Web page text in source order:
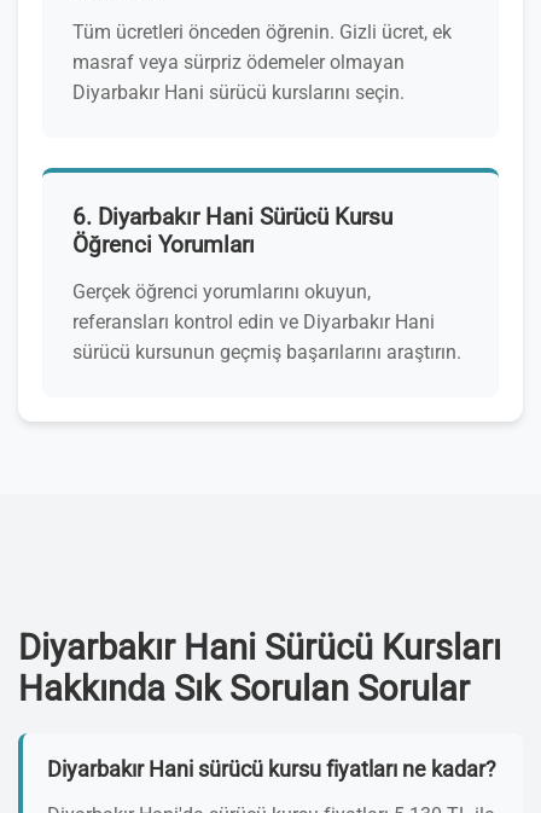
Tüm ücretleri önceden öğrenin. Gizli ücret, ek
masraf veya sürpriz ödemeler olmayan
Diyarbakır Hani sürücü kurslarını seçin.
6. Diyarbakır Hani Sürücü Kursu
Öğrenci Yorumları
Gerçek öğrenci yorumlarını okuyun,
referansları kontrol edin ve Diyarbakır Hani
sürücü kursunun geçmiş başarılarını araştırın.
Diyarbakır Hani Sürücü Kursları
Hakkında Sık Sorulan Sorular
Diyarbakır Hani sürücü kursu fiyatları ne kadar?